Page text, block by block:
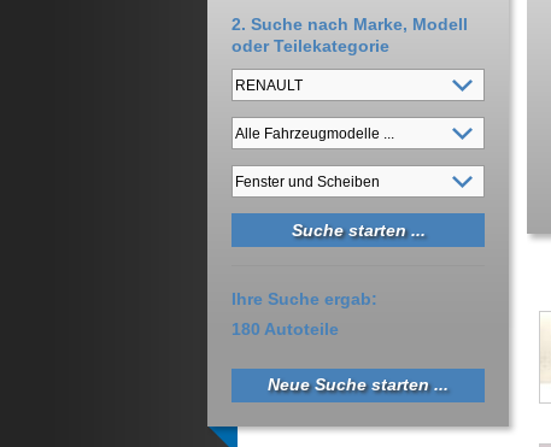
2. Suche nach Marke, Modell
oder Teilekategorie
Ihre Suche ergab:
180 Autoteile
Neue Suche starten ...